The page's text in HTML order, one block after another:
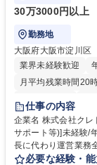
30万3000円以上
勤務地
大阪府大阪市淀川区
業界未経験歓迎
月平均残業時間20
住宅手当あり
交通費支給
駅近
仕事の内容
企業名 株式会社クレドメディカル 求人名 [
サポート等)]未経験/年休123日/フ
長に代わり運営業務
や経費処理、採用・
必要な経験・